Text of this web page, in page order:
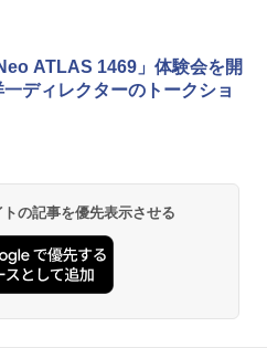
ATLAS 1469」体験会を開
ディレクターのトークショ
の記事を優先表示させる